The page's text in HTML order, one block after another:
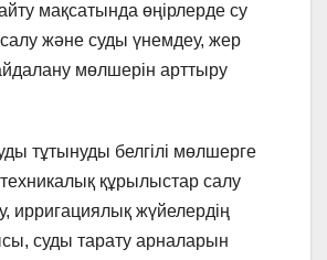
мақсатында өңірлерде су
және суды үнемдеу, жер
мөлшерін арттыру
тұтынуды белгілі мөлшерге
құрылыстар салу
ирригациялық жүйелердің
суды тарату арналарын